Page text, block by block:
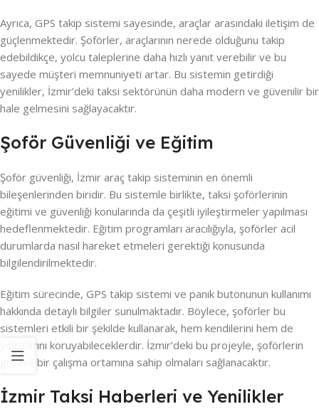
Ayrıca, GPS takip sistemi sayesinde, araçlar arasındaki iletişim de
güçlenmektedir. Şoförler, araçlarının nerede olduğunu takip
edebildikçe, yolcu taleplerine daha hızlı yanıt verebilir ve bu
sayede müşteri memnuniyeti artar. Bu sistemin getirdiği
yenilikler, İzmir’deki taksi sektörünün daha modern ve güvenilir bir
hale gelmesini sağlayacaktır.
Şoför Güvenliği ve Eğitim
Şoför güvenliği, İzmir araç takip sisteminin en önemli
bileşenlerinden biridir. Bu sistemle birlikte, taksi şoförlerinin
eğitimi ve güvenliği konularında da çeşitli iyileştirmeler yapılması
hedeflenmektedir. Eğitim programları aracılığıyla, şoförler acil
durumlarda nasıl hareket etmeleri gerektiği konusunda
bilgilendirilmektedir.
Eğitim sürecinde, GPS takip sistemi ve panik butonunun kullanımı
hakkında detaylı bilgiler sunulmaktadır. Böylece, şoförler bu
sistemleri etkili bir şekilde kullanarak, hem kendilerini hem de
yolcularını koruyabileceklerdir. İzmir’deki bu projeyle, şoförlerin
güvenli bir çalışma ortamına sahip olmaları sağlanacaktır.
İzmir Taksi Haberleri ve Yenilikler